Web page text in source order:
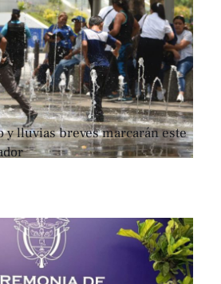
y lluvias breves marcarán este